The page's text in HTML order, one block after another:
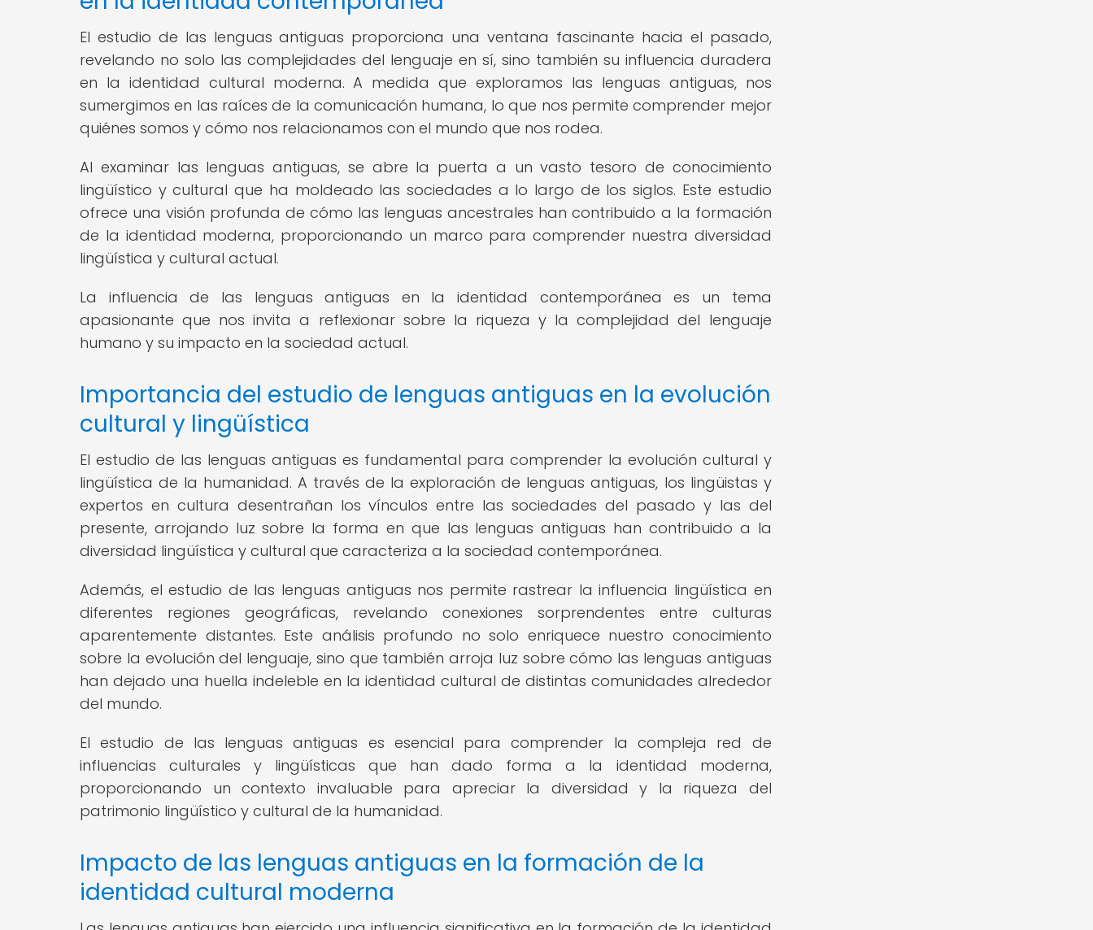
El estudio de las lenguas antiguas proporciona una ventana fascinante hacia el pasado,
revelando no solo las complejidades del lenguaje en sí, sino también su influencia duradera
en la identidad cultural moderna. A medida que exploramos las lenguas antiguas, nos
sumergimos en las raíces de la comunicación humana, lo que nos permite comprender mejor
quiénes somos y cómo nos relacionamos con el mundo que nos rodea.
Al examinar las lenguas antiguas, se abre la puerta a un vasto tesoro de conocimiento
lingüístico y cultural que ha moldeado las sociedades a lo largo de los siglos. Este estudio
ofrece una visión profunda de cómo las lenguas ancestrales han contribuido a la formación
de la identidad moderna, proporcionando un marco para comprender nuestra diversidad
lingüística y cultural actual.
La influencia de las lenguas antiguas en la identidad contemporánea es un tema
apasionante que nos invita a reflexionar sobre la riqueza y la complejidad del lenguaje
humano y su impacto en la sociedad actual.
Importancia del estudio de lenguas antiguas en la evolución
cultural y lingüística
El estudio de las lenguas antiguas es fundamental para comprender la evolución cultural y
lingüística de la humanidad. A través de la exploración de lenguas antiguas, los lingüistas y
expertos en cultura desentrañan los vínculos entre las sociedades del pasado y las del
presente, arrojando luz sobre la forma en que las lenguas antiguas han contribuido a la
diversidad lingüística y cultural que caracteriza a la sociedad contemporánea.
Además, el estudio de las lenguas antiguas nos permite rastrear la influencia lingüística en
diferentes regiones geográficas, revelando conexiones sorprendentes entre culturas
aparentemente distantes. Este análisis profundo no solo enriquece nuestro conocimiento
sobre la evolución del lenguaje, sino que también arroja luz sobre cómo las lenguas antiguas
han dejado una huella indeleble en la identidad cultural de distintas comunidades alrededor
del mundo.
El estudio de las lenguas antiguas es esencial para comprender la compleja red de
influencias culturales y lingüísticas que han dado forma a la identidad moderna,
proporcionando un contexto invaluable para apreciar la diversidad y la riqueza del
patrimonio lingüístico y cultural de la humanidad.
Impacto de las lenguas antiguas en la formación de la
identidad cultural moderna